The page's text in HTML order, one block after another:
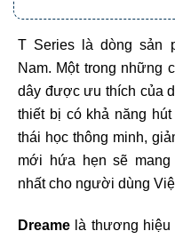
T Series là dòng sản
Nam. Một trong những
dây được ưu thích của
thiết bị có khả năng
thái học thông minh,
mới hứa hẹn sẽ
nhất cho người dùng
Dreame là thương hiệu